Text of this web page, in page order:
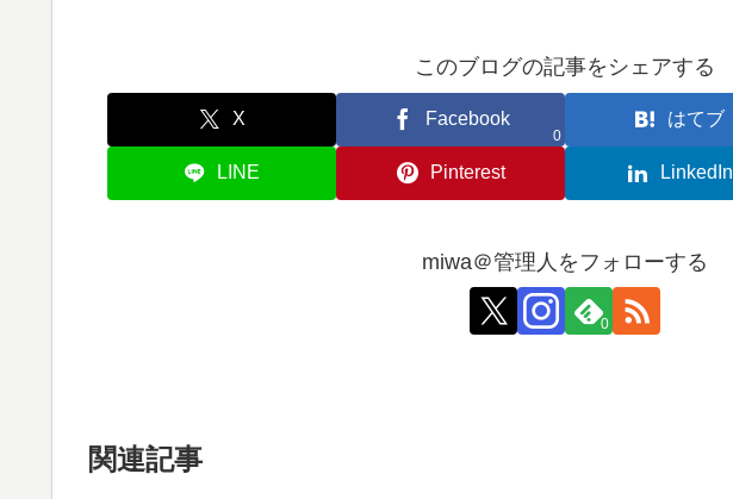
このブログの記事をシェアする
X Facebook
0
はてブ
LINE Pinterest LinkedIn
miwa＠管理人をフォローする
0
関連記事